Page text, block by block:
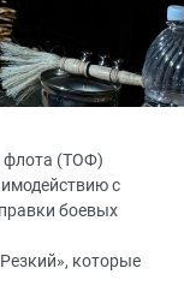
флота (ТОФ)
с
боевых
которые